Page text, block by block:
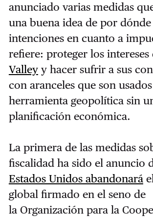
anunciado varias medidas
una buena idea de por
intenciones en cuanto a
refiere: proteger los intereses
Valleyy hacer sufrir a sus
con aranceles que son
herramienta geopolítica sin
planificación económica.
La primera de las medidas
fiscalidad ha sido el anuncio
Estados Unidos abandonará
global firmado en el seno de
la Organización para la